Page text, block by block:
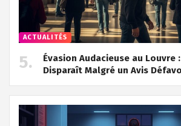
ACTUALITÉS
Évasion Audacieuse au Louvre
Disparaît Malgré un Avis